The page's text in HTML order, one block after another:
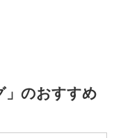
」のおすすめ